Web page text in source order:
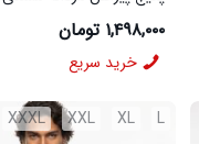
شلوار مردانه خاکی مدل MOBIN
۱,۴۹۸,۰۰۰ تومان
خرید سریع
L
XL
XXL
XXXL